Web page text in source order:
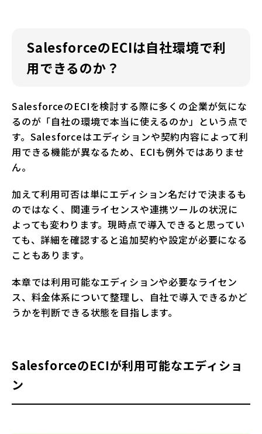
SalesforceのECIは自社環境で利
用できるのか？
SalesforceのECIを検討する際に多くの企業が気にな
るのが「自社の環境で本当に使えるのか」という点で
す。Salesforceはエディションや契約内容によって利
用できる機能が異なるため、ECIも例外ではありませ
ん。
加えて利用可否は単にエディション名だけで決まるも
のではなく、関連ライセンスや連携ツールの状況に
よっても変わります。現時点で導入できると思ってい
ても、詳細を確認すると追加契約や設定が必要になる
こともあります。
本章では利用可能なエディションや必要なライセン
ス、料金体系について整理し、自社で導入できるかど
うかを判断できる状態を目指します。
SalesforceのECIが利用可能なエディショ
ン